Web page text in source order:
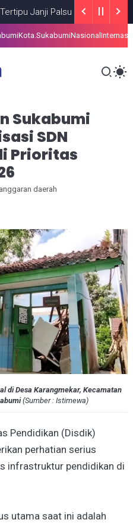
Palsu Lowongan Kerja
Kota.SukabumiNasional
Sukabumi
SDN
Prioritas
daerah
di Desa Karangmekar, Kecamatan
(Sumber : Istimewa)
Pendidikan (Disdik)
perhatian serius
infrastruktur pendidikan di
utama saat ini adalah